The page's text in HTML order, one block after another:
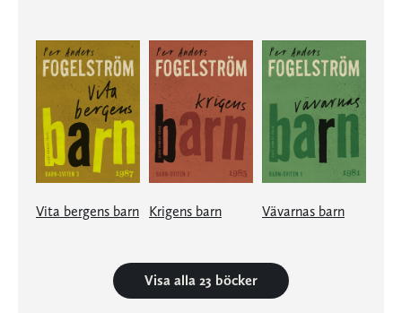
Vita bergens barn Krigens barn Vävarnas barn
Visa alla 23 böcker